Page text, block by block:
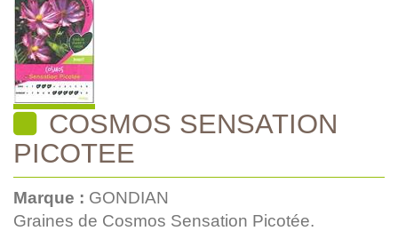
COSMOS SENSATION
PICOTEE
Marque : GONDIAN
Graines de Cosmos Sensation Picotée.